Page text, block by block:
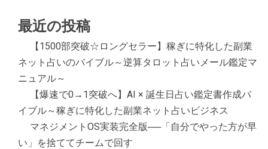
最近の投稿
【1500部突破☆ロングセラー】稼ぎに特化した副業
ネット占いのバイブル～逆算タロット占いメール鑑定マ
ニュアル～
【爆速で0→1突破へ】AI × 誕生日占い鑑定書作成バ
イブル～稼ぎに特化した副業ネット占いビジネス
マネジメントOS実装完全版──「自分でやった方が早
い」を捨ててチームで回す